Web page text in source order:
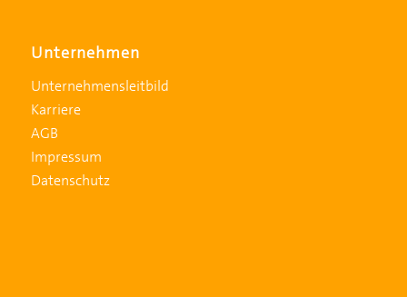
Unternehmen
Unternehmensleitbild
Karriere
AGB
Impressum
Datenschutz